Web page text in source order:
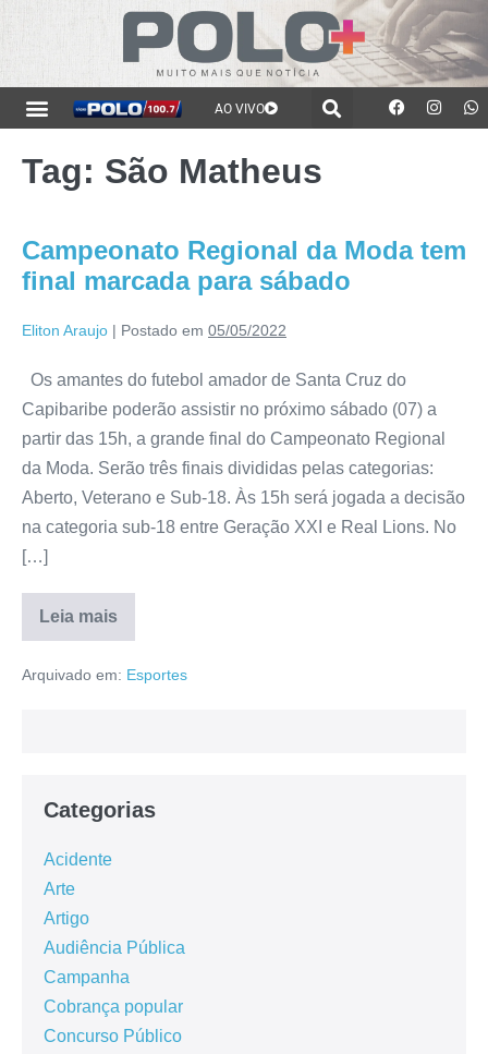
AO VIVO
Tag: São Matheus
Campeonato Regional da Moda tem
final marcada para sábado
Eliton Araujo | Postado em 05/05/2022
Os amantes do futebol amador de Santa Cruz do
Capibaribe poderão assistir no próximo sábado (07) a
partir das 15h, a grande final do Campeonato Regional
da Moda. Serão três finais divididas pelas categorias:
Aberto, Veterano e Sub-18. Às 15h será jogada a decisão
na categoria sub-18 entre Geração XXI e Real Lions. No
[…]
Leia mais
Arquivado em: Esportes
Categorias
Acidente
Arte
Artigo
Audiência Pública
Campanha
Cobrança popular
Concurso Público